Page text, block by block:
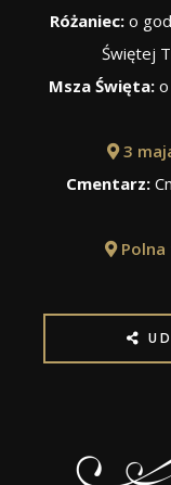
Różaniec:o
Świętej
Msza Święta:
3
Cmentarz:
Polna